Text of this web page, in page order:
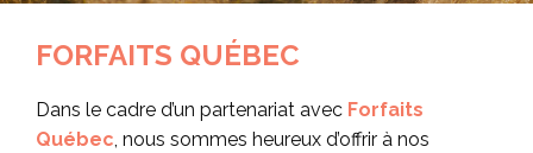
FORFAITS QUÉBEC
Dans le cadre d’un partenariat avec Forfaits
Québec, nous sommes heureux d’offrir à nos